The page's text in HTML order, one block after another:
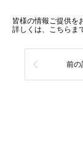
皆様の情報ご提供を
詳しくは、こちらま
前の